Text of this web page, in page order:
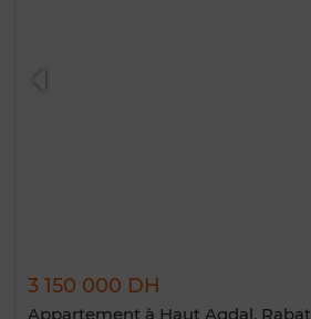
3 150 000 DH
Appartement à Haut Agdal, Rabat